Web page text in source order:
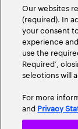
DÉCOUVREZ
ADRESSES
Our websites
(required). In
your consent
experience
use the
Required’,
selections will
For more
and Privacy